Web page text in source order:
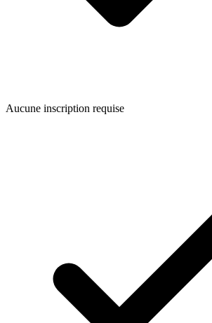
Aucune inscription requise